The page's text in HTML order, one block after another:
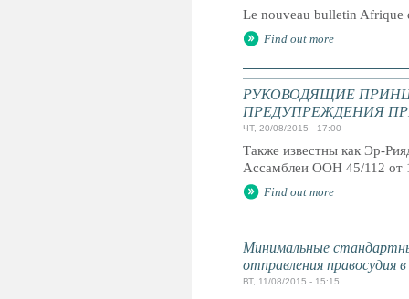
Le nouveau bulletin Afrique
Find out more
РУКОВОДЯЩИЕ
ПРЕДУПРЕЖДЕНИЯ
ЧТ, 20/08/2015 - 17:00
Также известны как Эр-
Ассамблеи ООН 45/112 от
Find out more
Минимальные
отправления правосудия
ВТ, 11/08/2015 - 15:15